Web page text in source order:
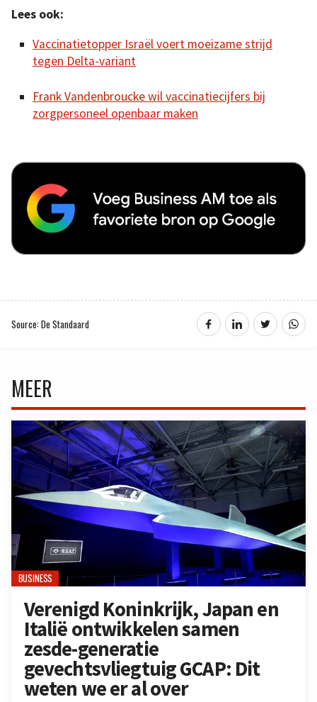
Lees ook:
Vaccinatietopper Israël voert moeizame strijd
tegen Delta-variant
Frank Vandenbroucke wil vaccinatiecijfers bij
zorgpersoneel openbaar maken
Source: De Standaard
MEER
BUSINESS
Verenigd Koninkrijk, Japan en
Italië ontwikkelen samen
zesde-generatie
gevechtsvliegtuig GCAP: Dit
weten we er al over